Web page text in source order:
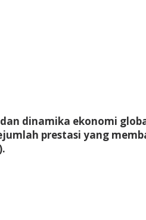
dinamika ekonomi
prestasi yang